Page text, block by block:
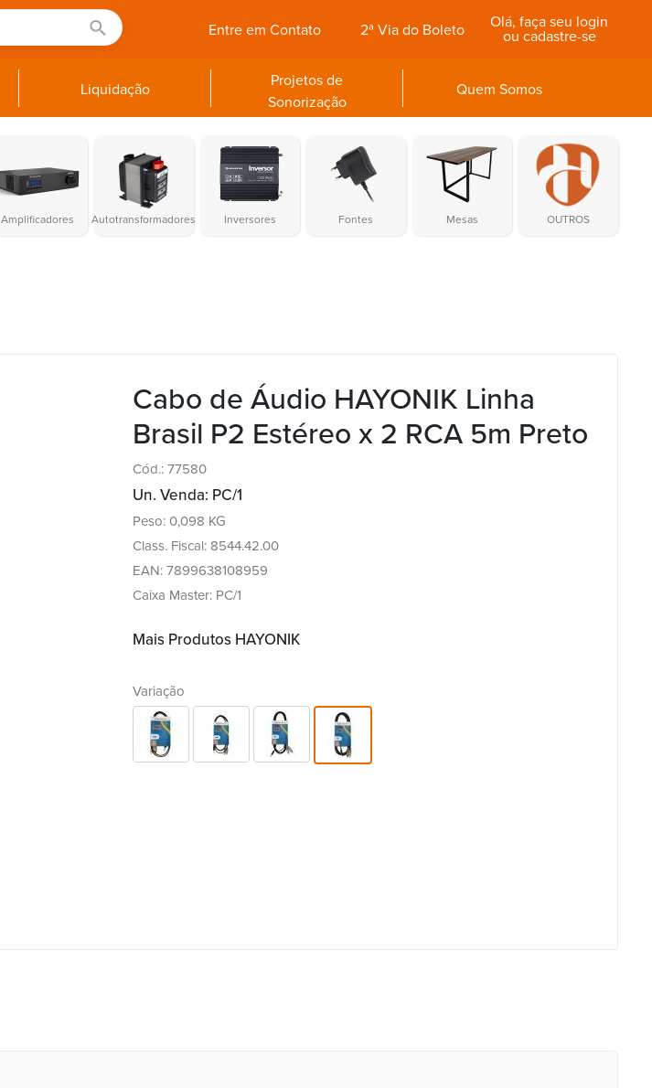
Olá, faça seu login
ou cadastre-se
2ª Via do Boleto
Entre em Contato
Liquidação
Projetos de
Sonorização
Quem Somos
Amplificadores Autotransformadores Inversores Fontes Mesas OUTROS
Cabo de Áudio HAYONIK Linha
Brasil P2 Estéreo x 2 RCA 5m Preto
Cód.: 77580
Un. Venda: PC/1
Peso: 0,098 KG
Class. Fiscal: 8544.42.00
EAN: 7899638108959
Caixa Master: PC/1
Mais Produtos HAYONIK
Variação